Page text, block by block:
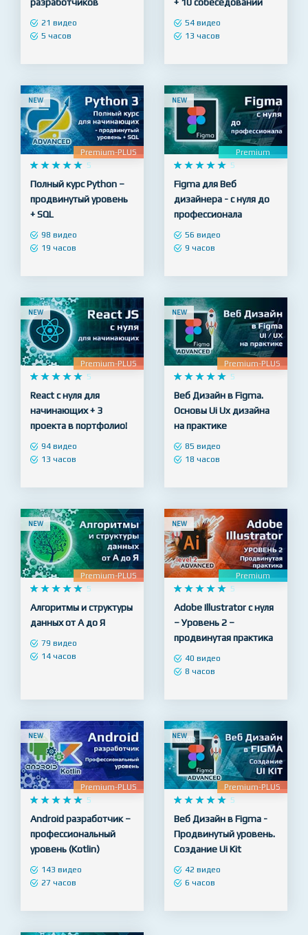
21 видео
5 часов
54 видео
13 часов
NEW
Premium-PLUS
    
     5
Полный курс Python –
продвинутый уровень
+ SQL
98 видео
19 часов
NEW
Premium
    
     5
Figma для Веб
дизайнера - с нуля до
профессионала
56 видео
9 часов
NEW
Premium-PLUS
    
     5
React с нуля для
начинающих + 3
проекта в портфолио!
94 видео
13 часов
NEW
Premium-PLUS
    
     5
Веб Дизайн в Figma.
Основы Ui Ux дизайна
на практике
85 видео
18 часов
NEW
Premium-PLUS
    
     5
Алгоритмы и структуры
данных от А до Я
79 видео
14 часов
NEW
Premium
    
     5
Adobe Illustrator с нуля
– Уровень 2 –
продвинутая практика
40 видео
8 часов
NEW
Premium-PLUS
    
     5
Android разработчик –
профессиональный
уровень (Kotlin)
143 видео
27 часов
NEW
Premium-PLUS
    
     5
Веб Дизайн в Figma -
Продвинутый уровень.
Создание Ui Kit
42 видео
6 часов